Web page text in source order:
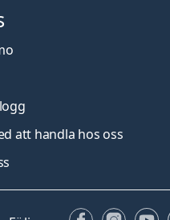
att handla hos oss
Facebook